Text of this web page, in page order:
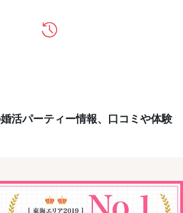
ップ
活パーティー情報、口コミや体験